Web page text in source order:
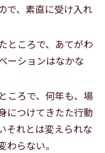
で、素直に受け入れ
ところで、あてがわ
ーションはなかな
ころで、何年も、場
につけてきたた行動
それとは変えられな
らない。